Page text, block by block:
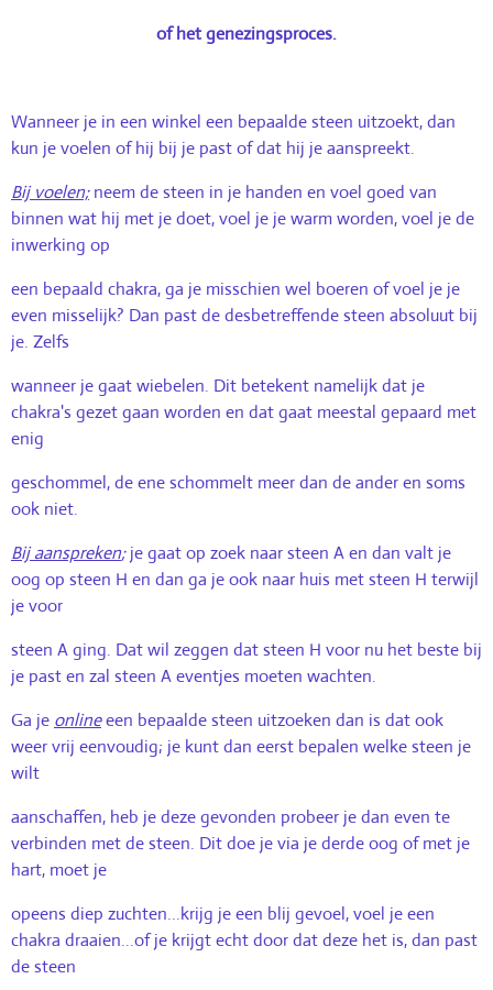
of het genezingsproces.
Wanneer je in een winkel een bepaalde steen uitzoekt, dan
kun je voelen of hij bij je past of dat hij je aanspreekt.
Bij voelen;neem de steen in je handen en voel goed van
binnen wat hij met je doet, voel je je warm worden, voel je de
inwerking op
een bepaald chakra, ga je misschien wel boeren of voel je je
even misselijk? Dan past de desbetreffende steen absoluut bij
je. Zelfs
wanneer je gaat wiebelen. Dit betekent namelijk dat je
chakra's gezet gaan worden en dat gaat meestal gepaard met
enig
geschommel, de ene schommelt meer dan de ander en soms
ook niet.
Bij aanspreken;je gaat op zoek naar steen Aen dan valt je
oog op steen H en dan ga je ook naar huis met steen H terwijl
je voor
steen A ging. Dat wil zeggen dat steen H voor nu het beste bij
je past en zal steen A eventjes moeten wachten.
Ga je onlineeen bepaalde steen uitzoeken dan is dat ook
weer vrij eenvoudig; je kunt dan eerst bepalen welke steen je
wilt
aanschaffen, heb je deze gevonden probeer je dan even te
verbinden met de steen. Dit doe je via je derde oog of met je
hart, moet je
opeens diep zuchten...krijg je een blij gevoel, voel je een
chakra draaien...of je krijgt echt door dat deze het is, dan past
de steen